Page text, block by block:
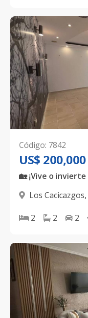
Código: 7842
US$ 200,000
Los Cacicazgos,
2 2 2